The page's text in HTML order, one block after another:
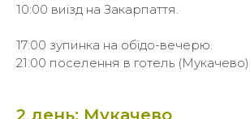
10:00 виїзд на Закарпаття.
17:00 зупинка на обідо-вечерю.
21:00 поселення в готель (Мукачево).
2 день: Мукачево